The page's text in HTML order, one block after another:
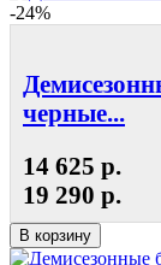
-24%
черные...
14 625 р.
19 290 р.
В корзину